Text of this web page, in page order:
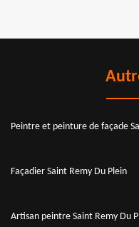
Peintre et peinture de façade
Façadier Saint Remy Du Plein
Artisan peintre Saint Remy Du